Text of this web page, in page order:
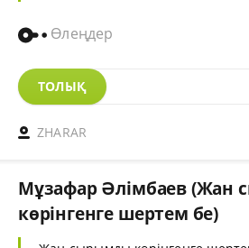
Өлеңдер
ТОЛЫҚ
ZHARAR
Мұзафар Әлімбаев (Жан
көрінгенге шертем бе)